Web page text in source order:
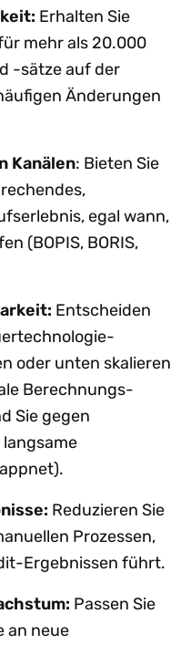
Erhalten Sie
mehr als 20.000
-sätze auf der
Änderungen
Kanälen: Bieten Sie
egal wann,
(BOPIS, BORIS,
Entscheiden
oder unten skalieren
Berechnungs-
Sie gegen
Reduzieren Sie
Prozessen,
Ergebnissen führt.
Passen Sie
an neue